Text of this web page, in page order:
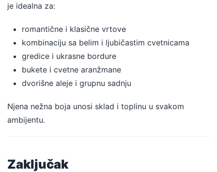
je idealna za:
romantične i klasične vrtove
kombinaciju sa belim i ljubičastim cvetnicama
gredice i ukrasne bordure
bukete i cvetne aranžmane
dvorišne aleje i grupnu sadnju
Njena nežna boja unosi sklad i toplinu u svakom
ambijentu.
Zaključak